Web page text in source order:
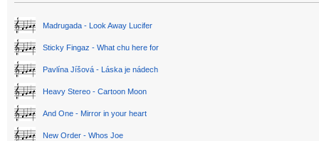
Madrugada - Look Away Lucifer
Sticky Fingaz - What chu here for
Pavlína Jíšová - Láska je nádech
Heavy Stereo - Cartoon Moon
And One - Mirror in your heart
New Order - Whos Joe